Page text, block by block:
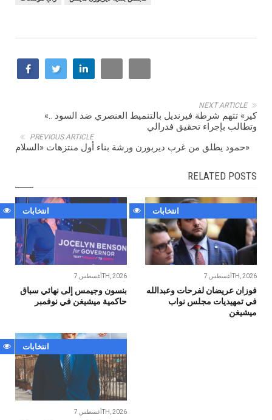
NEXT ARTICLE
«كير» تتهم شرطة فيرنديل بالتنميط العنصري ضد السود ..
وتطالب بإجراء تحقيق فدرالي
PREVIOUS ARTICLE
حمود يطلق من غرب ديربورن ورشة بناء أول منتزهات «السلام»
RELATED POSTS
انتخابات
أغسطس 7TH, 2026
بنسون وجيمس إلى نهائي سباق
حاكمية ميشيغن في نوفمبر
انتخابات
أغسطس 7TH, 2026
فوزان عريضان لفرحات وعبدالله
في تمهيديات مجلس نواب
ميشيغن
انتخابات
أغسطس 7TH, 2026